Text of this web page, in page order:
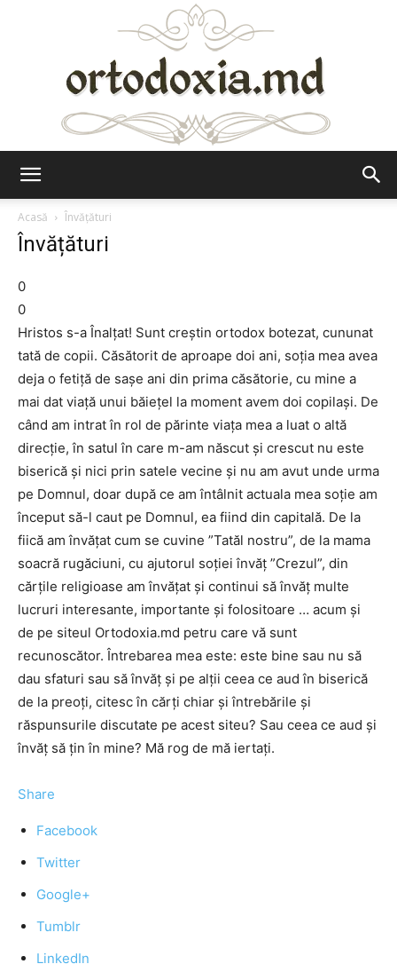
Acasă
Învățături
Învățături
0
0
Hristos s-a Înalţat! Sunt creştin ortodox botezat, cununat
tată de copii. Căsătorit de aproape doi ani, soţia mea avea
deja o fetiţă de saşe ani din prima căsătorie, cu mine a
mai dat viaţă unui băieţel la moment avem doi copilaşi. De
când am intrat în rol de părinte viaţa mea a luat o altă
direcţie, în satul în care m-am născut şi crescut nu este
biserică şi nici prin satele vecine şi nu am avut unde urma
pe Domnul, doar după ce am întâlnit actuala mea soţie am
început să-l caut pe Domnul, ea fiind din capitală. De la
fiică am învăţat cum se cuvine ”Tatăl nostru”, de la mama
soacră rugăciuni, cu ajutorul soţiei învăţ ”Crezul”, din
cărţile religioase am învăţat şi continui să învăţ multe
lucruri interesante, importante şi folositoare … acum şi
de pe siteul Ortodoxia.md petru care vă sunt
recunoscător. Întrebarea mea este: este bine sau nu să
dau sfaturi sau să învăţ şi pe alţii ceea ce aud în biserică
de la preoţi, citesc în cărţi chiar şi întrebările şi
răspunsurile discutate pe acest siteu? Sau ceea ce aud şi
învăţ să ţin în mine? Mă rog de mă iertaţi.
Share
Facebook
Twitter
Google+
Tumblr
LinkedIn